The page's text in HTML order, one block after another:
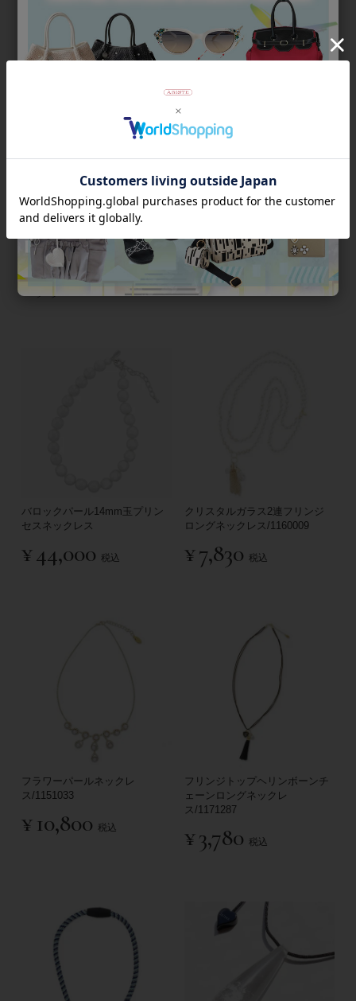
V字モチーフロングチェーンネ
ックレス大/1170247【素敵なあ
の人 掲載】
¥5,940 税込
ーネックレス/1160019***
¥10,800
バロックパール14mm玉プリン
セスネックレス
¥44,000 税込
クリスタルガラス2連フリンジ
ロングネックレス/1160009
¥7,830 税込
フラワーパールネックレ
ス/1151033
¥ 10,800 税込
フリンジトップヘリンボーンチ
ェーンロングネックレ
ス/1171287
¥3,780 税込